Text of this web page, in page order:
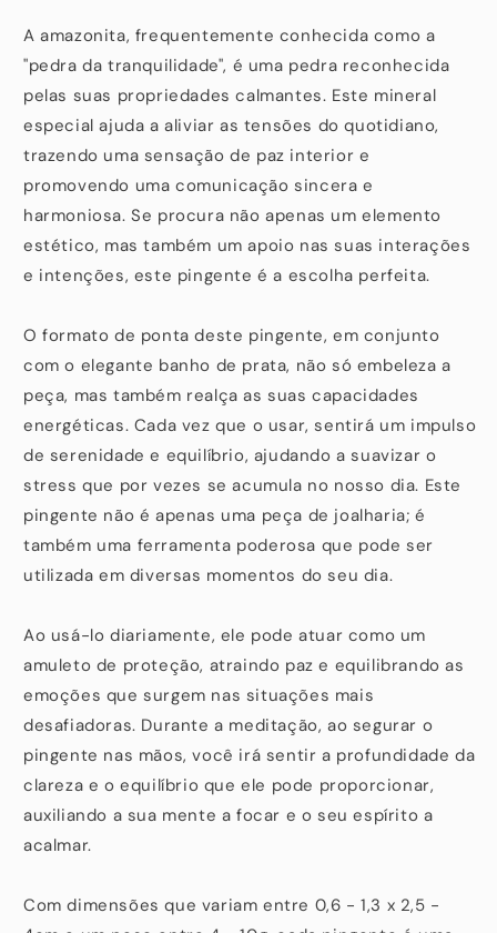
A amazonita, frequentemente conhecida como a
"pedra da tranquilidade", é uma pedra reconhecida
pelas suas propriedades calmantes. Este mineral
especial ajuda a aliviar as tensões do quotidiano,
trazendo uma sensação de paz interior e
promovendo uma comunicação sincera e
harmoniosa. Se procura não apenas um elemento
estético, mas também um apoio nas suas interações
e intenções, este pingente é a escolha perfeita.
O formato de ponta deste pingente, em conjunto
com o elegante banho de prata, não só embeleza a
peça, mas também realça as suas capacidades
energéticas. Cada vez que o usar, sentirá um impulso
de serenidade e equilíbrio, ajudando a suavizar o
stress que por vezes se acumula no nosso dia. Este
pingente não é apenas uma peça de joalharia; é
também uma ferramenta poderosa que pode ser
utilizada em diversas momentos do seu dia.
Ao usá-lo diariamente, ele pode atuar como um
amuleto de proteção, atraindo paz e equilibrando as
emoções que surgem nas situações mais
desafiadoras. Durante a meditação, ao segurar o
pingente nas mãos, você irá sentir a profundidade da
clareza e o equilíbrio que ele pode proporcionar,
auxiliando a sua mente a focar e o seu espírito a
acalmar.
Com dimensões que variam entre 0,6 - 1,3 x 2,5 -